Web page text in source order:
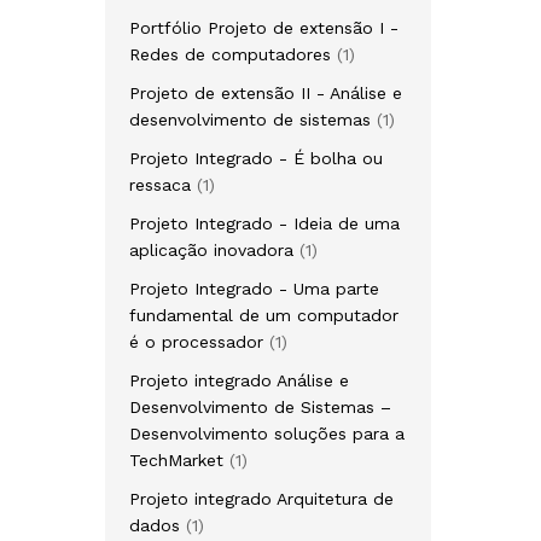
Portfólio Projeto de extensão I -
Redes de computadores
1
Projeto de extensão II - Análise e
desenvolvimento de sistemas
1
Projeto Integrado - É bolha ou
ressaca
1
Projeto Integrado - Ideia de uma
aplicação inovadora
1
Projeto Integrado - Uma parte
fundamental de um computador
é o processador
1
Projeto integrado Análise e
Desenvolvimento de Sistemas –
Desenvolvimento soluções para a
TechMarket
1
Projeto integrado Arquitetura de
dados
1